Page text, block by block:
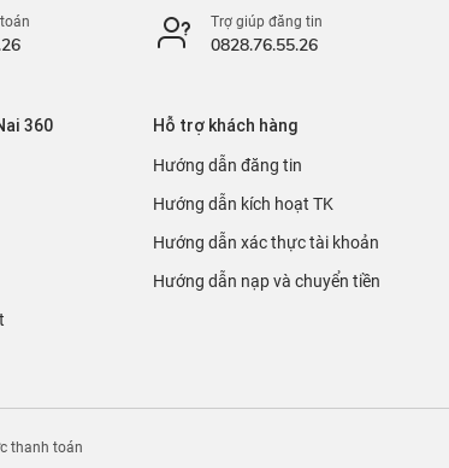
Trợ giúp đăng tin
0828.76.55.26
360 Hỗ trợ khách hàng
Hướng dẫn đăng tin
Hướng dẫn kích hoạt TK
Hướng dẫn xác thực tài khoản
Hướng dẫn nạp và chuyển tiền
thanh toán